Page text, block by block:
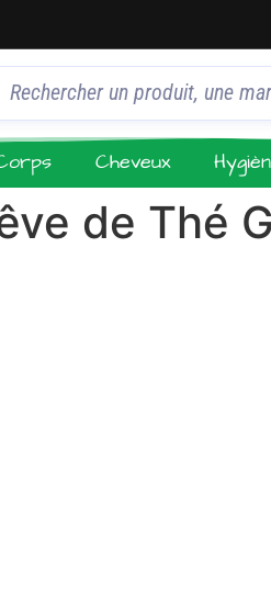
Cheveux
de Thé